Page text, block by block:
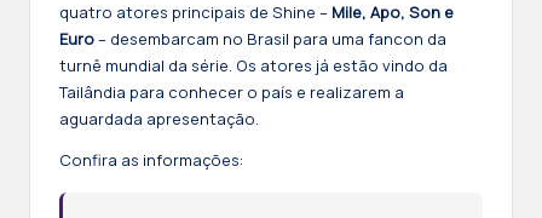
quatro atores principais de Shine – Mile, Apo, Son e
Euro– desembarcam no Brasil para uma fancon da
turnê mundial da série. Os atores já estão vindo da
Tailândia para conhecer o país e realizarem a
aguardada apresentação.
Confira as informações: